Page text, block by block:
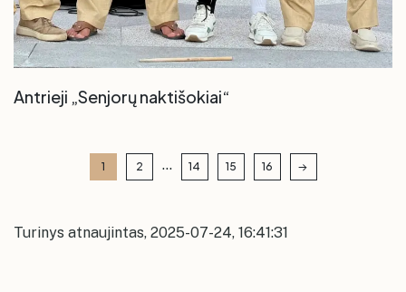
Antrieji „Senjorų naktišokiai“
1 2 ... 14 15 16
Turinys atnaujintas, 2025-07-24, 16:41:31